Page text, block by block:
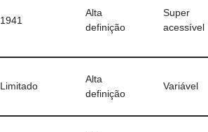
1941
Alta
definição
Super
acessível
Limitado
Alta
definição
Variável